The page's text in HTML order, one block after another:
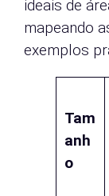
ideais de
mapeando
exemplos
Tam
anh
o